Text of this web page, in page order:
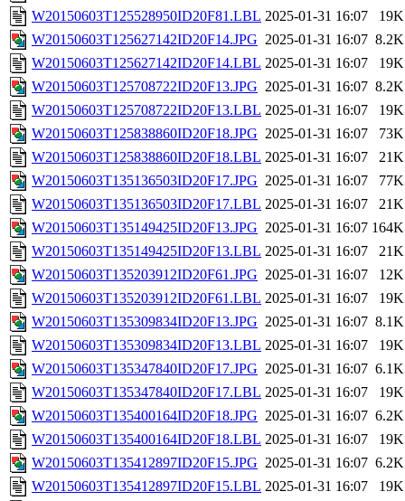
W20150603T125528950ID20F81.LBL 2025-01-31 16:07
19K
W20150603T125627142ID20F14.JPG 2025-01-31 16:07 8.2K
W20150603T125627142ID20F14.LBL 2025-01-31 16:07
19K
W20150603T125708722ID20F13.JPG 2025-01-31 16:07 8.2K
W20150603T125708722ID20F13.LBL 2025-01-31 16:07
19K
W20150603T125838860ID20F18.JPG 2025-01-31 16:07
73K
W20150603T125838860ID20F18.LBL 2025-01-31 16:07
21K
W20150603T135136503ID20F17.JPG 2025-01-31 16:07
77K
W20150603T135136503ID20F17.LBL 2025-01-31 16:07
21K
W20150603T135149425ID20F13.JPG 2025-01-31 16:07 164K
W20150603T135149425ID20F13.LBL 2025-01-31 16:07
21K
W20150603T135203912ID20F61.JPG 2025-01-31 16:07
12K
W20150603T135203912ID20F61.LBL 2025-01-31 16:07
19K
W20150603T135309834ID20F13.JPG 2025-01-31 16:07 8.1K
W20150603T135309834ID20F13.LBL 2025-01-31 16:07
19K
W20150603T135347840ID20F17.JPG 2025-01-31 16:07 6.1K
W20150603T135347840ID20F17.LBL 2025-01-31 16:07
19K
W20150603T135400164ID20F18.JPG 2025-01-31 16:07 6.2K
W20150603T135400164ID20F18.LBL 2025-01-31 16:07
19K
W20150603T135412897ID20F15.JPG 2025-01-31 16:07 6.2K
W20150603T135412897ID20F15.LBL 2025-01-31 16:07
19K